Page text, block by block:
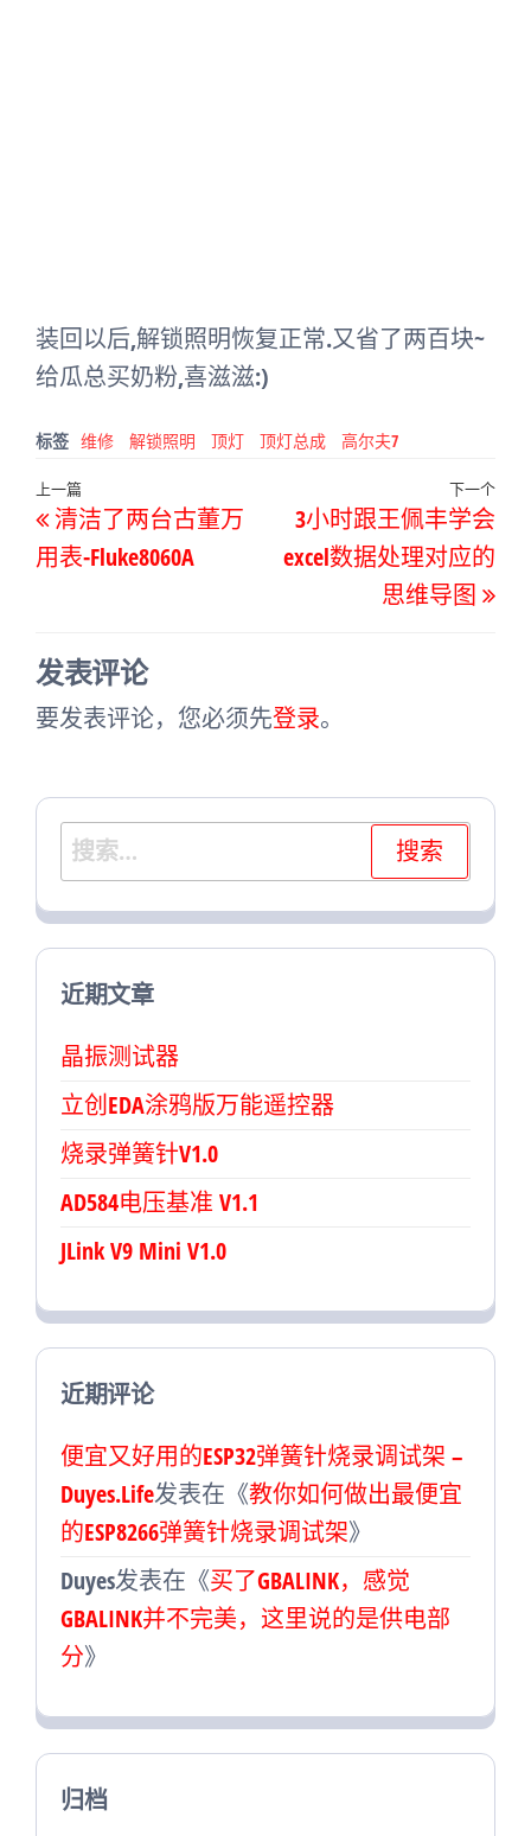
装回以后,解锁照明恢复正常.又省了两百块~
给瓜总买奶粉,喜滋滋:)
标签 维修 解锁照明 顶灯 顶灯总成 高尔夫7
文
章
导
上
一
篇
上一篇
清洁了两台古董万
用表-Fluke8060A
下
文
下一个
3小时跟王佩丰学会
excel数据处理对应的
思维导图
发表评论
要发表评论，您必须先登录。
搜
索：
近期文章
晶振测试器
立创EDA涂鸦版万能遥控器
烧录弹簧针V1.0
AD584电压基准 V1.1
JLink V9 Mini V1.0
近期评论
便宜又好用的ESP32弹簧针烧录调试架 –
Duyes.Life发表在《教你如何做出最便宜
的ESP8266弹簧针烧录调试架》
Duyes发表在《买了GBALINK，感觉
GBALINK并不完美，这里说的是供电部
分》
归档